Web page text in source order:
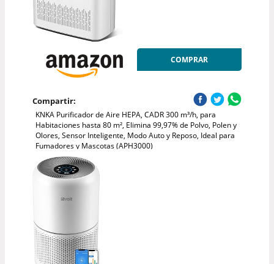
COMPRAR
Compartir:
KNKA Purificador de Aire HEPA, CADR 300 m³/h, para
Habitaciones hasta 80 m², Elimina 99,97% de Polvo, Polen y
Olores, Sensor Inteligente, Modo Auto y Reposo, Ideal para
Fumadores y Mascotas (APH3000)